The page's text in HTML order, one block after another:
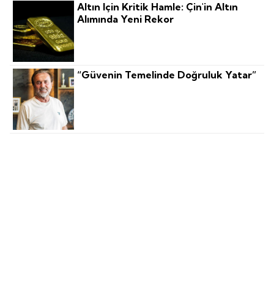
Altın Için Kritik Hamle: Çin'in Altın
Alımında Yeni Rekor
“Güvenin Temelinde Doğruluk Yatar”